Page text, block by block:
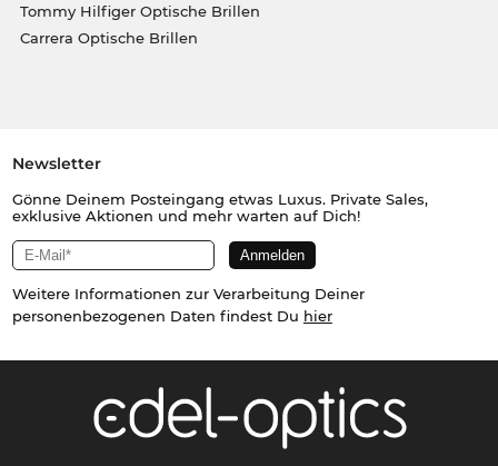
Tommy Hilfiger Optische Brillen
Carrera Optische Brillen
Newsletter
Gönne Deinem Posteingang etwas Luxus. Private Sales,
exklusive Aktionen und mehr warten auf Dich!
Weitere Informationen zur Verarbeitung Deiner
personenbezogenen Daten findest Du hier